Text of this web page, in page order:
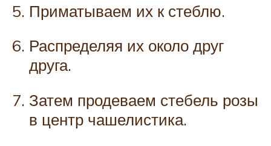
Приматываем их к стеблю.
Распределяя их около друг
друга.
Затем продеваем стебель розы
в центр чашелистика.